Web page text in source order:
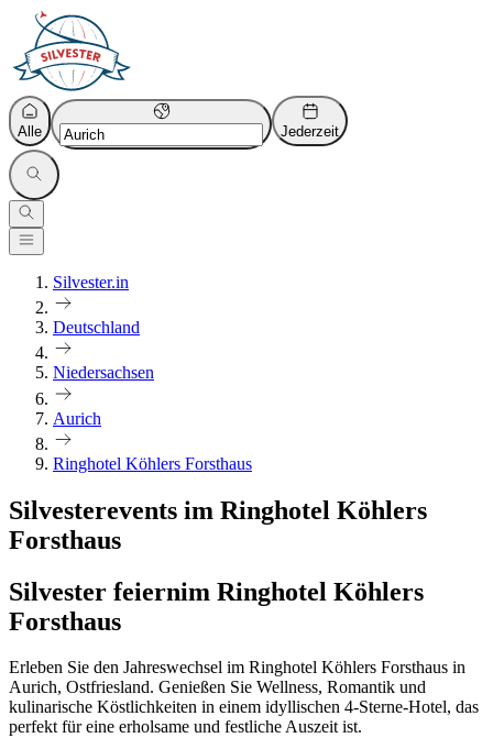
Alle Jederzeit
Silvester.in
Deutschland
Niedersachsen
Aurich
Ringhotel Köhlers Forsthaus
Silvesterevents im Ringhotel Köhlers
Forsthaus
Silvester feiernim Ringhotel Köhlers
Forsthaus
Erleben Sie den Jahreswechsel im Ringhotel Köhlers Forsthaus in
Aurich, Ostfriesland. Genießen Sie Wellness, Romantik und
kulinarische Köstlichkeiten in einem idyllischen 4-Sterne-Hotel, das
perfekt für eine erholsame und festliche Auszeit ist.